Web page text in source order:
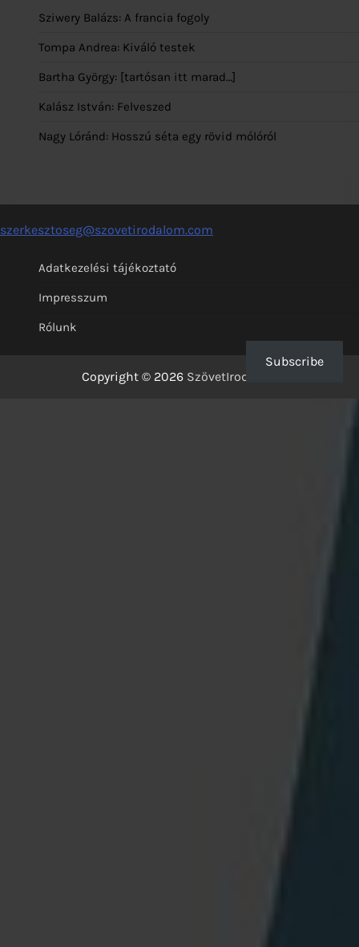
Sziwery Balázs: A francia fogoly
Tompa Andrea: Kiváló testek
Bartha György: [tartósan itt marad…]
Kalász István: Felveszed
Nagy Lóránd: Hosszú séta egy rövid mólóról
szerkesztoseg@szovetirodalom.com
Adatkezelési tájékoztató
Impresszum
Rólunk
Copyright © 2026 SzövetIrodalom
Subscribe